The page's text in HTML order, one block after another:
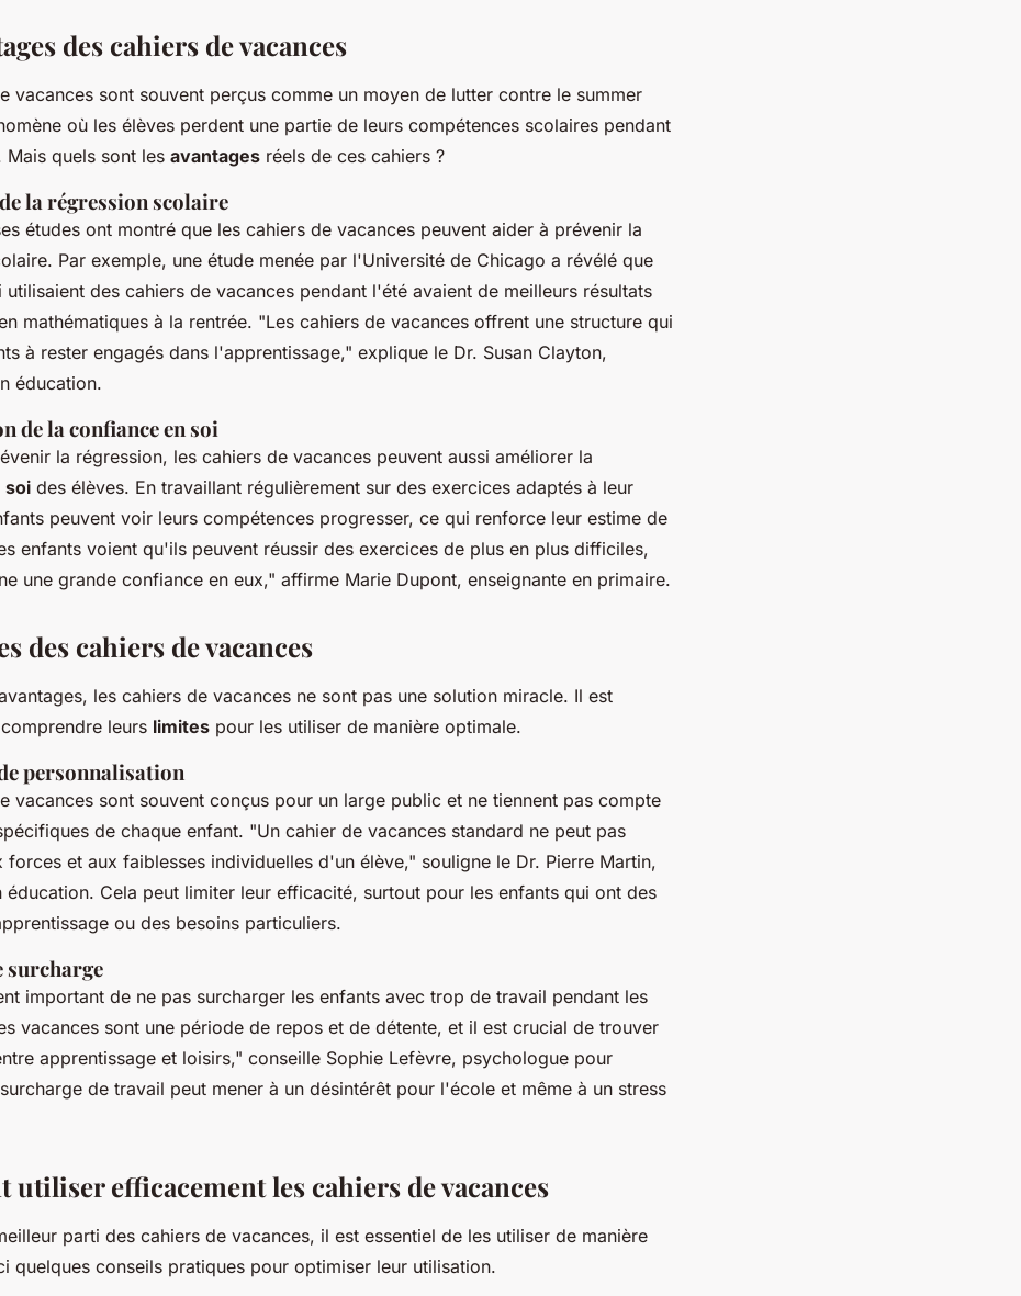
des cahiers de vacances
vacances sont souvent perçus comme un moyen de lutter contre le summer
où les élèves perdent une partie de leurs compétences scolaires pendant
Mais quels sont les avantages réels de ces cahiers ?
la régression scolaire
études ont montré que les cahiers de vacances peuvent aider à prévenir la
Par exemple, une étude menée par l'Université de Chicago a révélé que
utilisaient des cahiers de vacances pendant l'été avaient de meilleurs résultats
mathématiques à la rentrée. "Les cahiers de vacances offrent une structure qui
à rester engagés dans l'apprentissage," explique le Dr. Susan Clayton,
éducation.
de la confiance en soi
la régression, les cahiers de vacances peuvent aussi améliorer la
soi des élèves. En travaillant régulièrement sur des exercices adaptés à leur
peuvent voir leurs compétences progresser, ce qui renforce leur estime de
enfants voient qu'ils peuvent réussir des exercices de plus en plus difficiles,
une grande confiance en eux," affirme Marie Dupont, enseignante en primaire.
des cahiers de vacances
les cahiers de vacances ne sont pas une solution miracle. Il est
leurs limites pour les utiliser de manière optimale.
personnalisation
vacances sont souvent conçus pour un large public et ne tiennent pas compte
de chaque enfant. "Un cahier de vacances standard ne peut pas
forces et aux faiblesses individuelles d'un élève," souligne le Dr. Pierre Martin,
éducation. Cela peut limiter leur efficacité, surtout pour les enfants qui ont des
ou des besoins particuliers.
surcharge
important de ne pas surcharger les enfants avec trop de travail pendant les
vacances sont une période de repos et de détente, et il est crucial de trouver
apprentissage et loisirs," conseille Sophie Lefèvre, psychologue pour
de travail peut mener à un désintérêt pour l'école et même à un stress
utiliser efficacement les cahiers de vacances
parti des cahiers de vacances, il est essentiel de les utiliser de manière
quelques conseils pratiques pour optimiser leur utilisation.